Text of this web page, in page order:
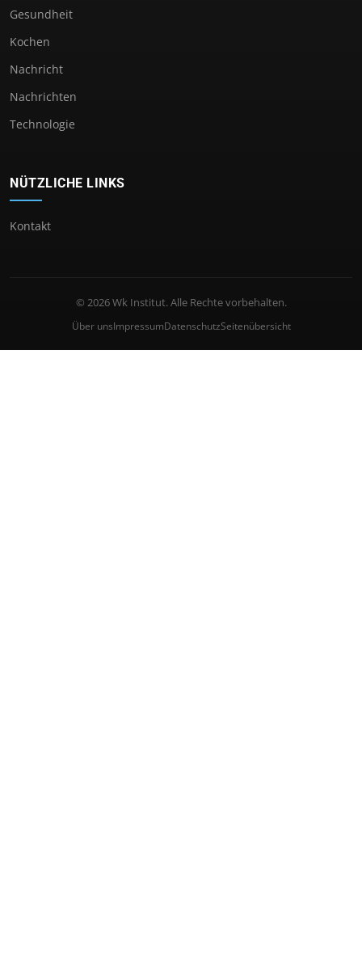
Gesundheit
Kochen
Nachricht
Nachrichten
Technologie
NÜTZLICHE LINKS
Kontakt
© 2026 Wk Institut. Alle Rechte vorbehalten.
Über unsImpressumDatenschutzSeitenübersicht